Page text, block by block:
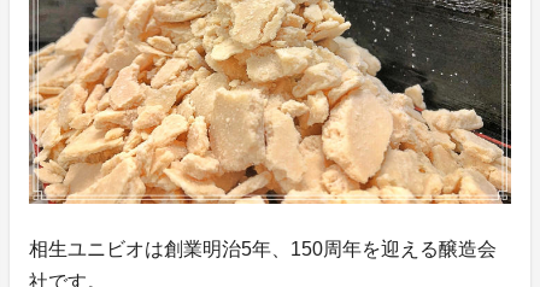
相生ユニビオは創業明治5年、150周年を迎える醸造会
社です。